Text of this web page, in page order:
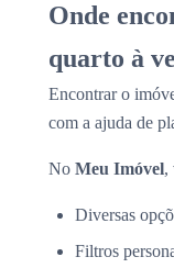
Onde
quarto à
Encontrar o
com a ajuda de
No Meu Imóvel,
Diversas
Filtros